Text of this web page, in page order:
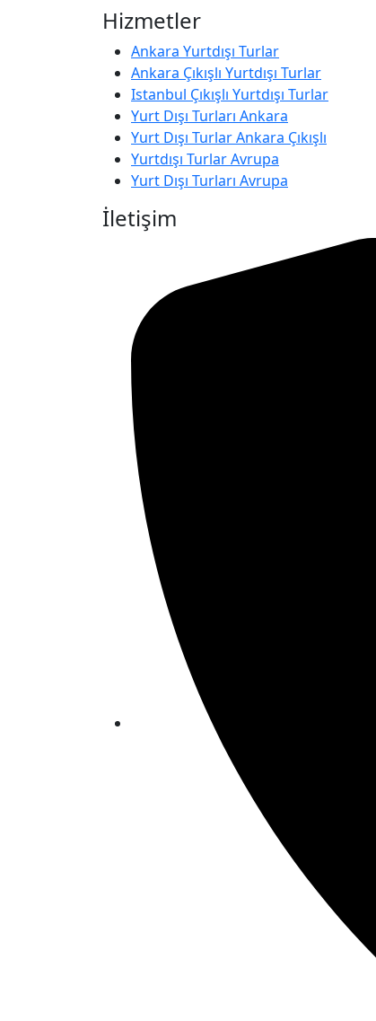
Hizmetler
Ankara Yurtdışı Turlar
Ankara Çıkışlı Yurtdışı Turlar
Istanbul Çıkışlı Yurtdışı Turlar
Yurt Dışı Turları Ankara
Yurt Dışı Turlar Ankara Çıkışlı
Yurtdışı Turlar Avrupa
Yurt Dışı Turları Avrupa
İletişim